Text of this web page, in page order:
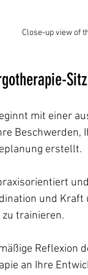
Close-up view of
mit einer
Beschwerden,
erstellt.
und
trainieren.
Reflexion
an Ihre